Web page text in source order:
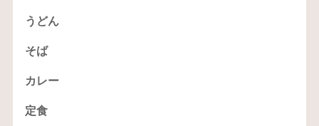
うどん
そば
カレー
定食